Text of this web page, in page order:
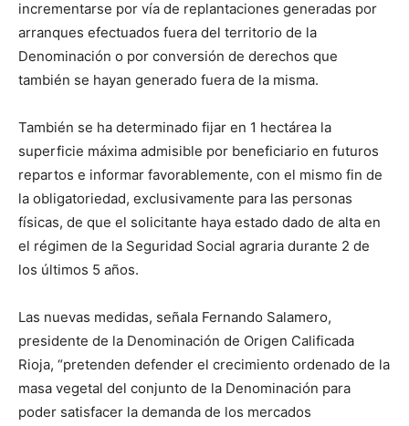
incrementarse por vía de replantaciones generadas por
arranques efectuados fuera del territorio de la
Denominación o por conversión de derechos que
también se hayan generado fuera de la misma.
También se ha determinado fijar en 1 hectárea la
superficie máxima admisible por beneficiario en futuros
repartos e informar favorablemente, con el mismo fin de
la obligatoriedad, exclusivamente para las personas
físicas, de que el solicitante haya estado dado de alta en
el régimen de la Seguridad Social agraria durante 2 de
los últimos 5 años.
Las nuevas medidas, señala Fernando Salamero,
presidente de la Denominación de Origen Calificada
Rioja, “pretenden defender el crecimiento ordenado de la
masa vegetal del conjunto de la Denominación para
poder satisfacer la demanda de los mercados